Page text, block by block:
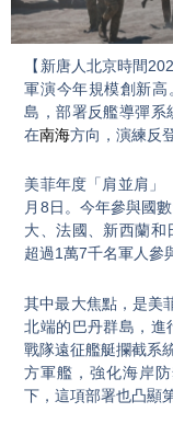
【新唐人北京時間
軍演今年規模創新高
島，部署反艦導彈系
在南海方向，演練反
美菲年度「肩並肩」
月8日。今年參與國
大、法國、新西蘭和
超過1萬7千名軍人參
其中最大焦點，是美
北端的巴丹群島，進
戰隊遠征艦艇攔截系
方軍艦，強化海岸
下，這項部署也凸顯